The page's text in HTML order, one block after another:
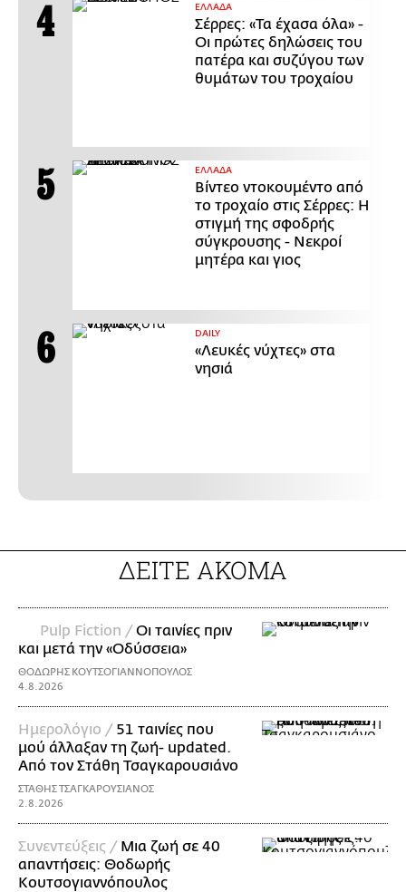
ΕΛΛΑΔΑ
Σέρρες: «Τα έχασα όλα» -
Οι πρώτες δηλώσεις του
πατέρα και συζύγου των
θυμάτων του τροχαίου
ΕΛΛΑΔΑ
Βίντεο ντοκουμέντο από
το τροχαίο στις Σέρρες: Η
στιγμή της σφοδρής
σύγκρουσης - Νεκροί
μητέρα και γιος
DAILY
«Λευκές νύχτες» στα
νησιά
ΔΕΙΤΕ ΑΚΟΜΑ
Pulp Fiction /Οι ταινίες πριν
και μετά την «Οδύσσεια»
ΘΟΔΩΡΗΣ ΚΟΥΤΣΟΓΙΑΝΝΟΠΟΥΛΟΣ
4.8.2026
Ημερολόγιο / 51 ταινίες που
μού άλλαξαν τη ζωή- updated.
Aπό τον Στάθη Τσαγκαρουσιάνο
ΣΤΑΘΗΣ ΤΣΑΓΚΑΡΟΥΣΙΑΝΟΣ
2.8.2026
Συνεντεύξεις / Μια ζωή σε 40
απαντήσεις: Θοδωρής
Kουτσογιαννόπουλος